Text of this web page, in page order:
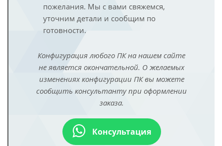
пожелания. Мы с вами свяжемся,
уточним детали и сообщим по
готовности.
Конфигурация любого ПК на нашем сайте
не является окончательной. О желаемых
изменениях конфигурации ПК вы можете
сообщить консультанту при оформлении
заказа.
Консультация